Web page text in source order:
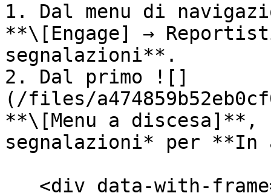
1. Dal menu di
**\[Engage] →
segnalazioni**.
2. Dal primo ![]
(/files/
**\[Menu a
segnalazioni* per